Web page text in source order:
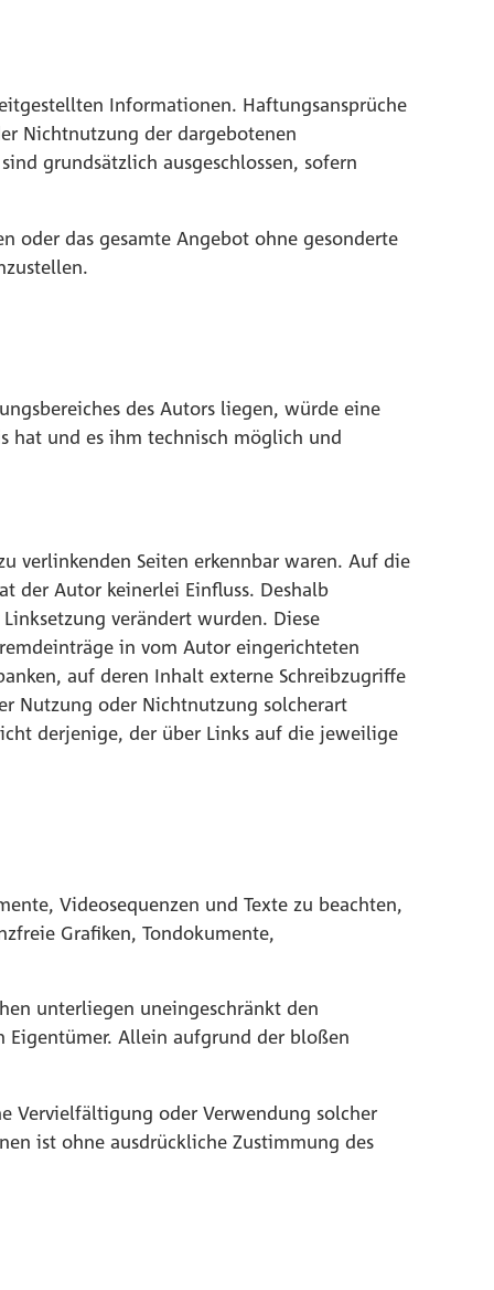
Informationen. Haftungsansprüche
Nichtnutzung der dargebotenen
grundsätzlich ausgeschlossen, sofern
oder das gesamte Angebot ohne gesonderte
des Autors liegen, würde eine
hat und es ihm technisch möglich und
verlinkenden Seiten erkennbar waren. Auf die
der Autor keinerlei Einfluss. Deshalb
verändert wurden. Diese
in vom Autor eingerichteten
auf deren Inhalt externe Schreibzugriffe
Nutzung oder Nichtnutzung solcherart
derjenige, der über Links auf die jeweilige
Videosequenzen und Texte zu beachten,
Grafiken, Tondokumente,
unterliegen uneingeschränkt den
Eigentümer. Allein aufgrund der bloßen
Vervielfältigung oder Verwendung solcher
ist ohne ausdrückliche Zustimmung des